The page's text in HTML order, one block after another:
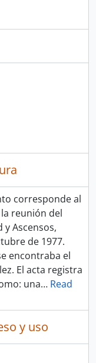
corresponde al
reunión del
Ascensos,
de 1977.
encontraba el
El acta registra
una… Read
y uso